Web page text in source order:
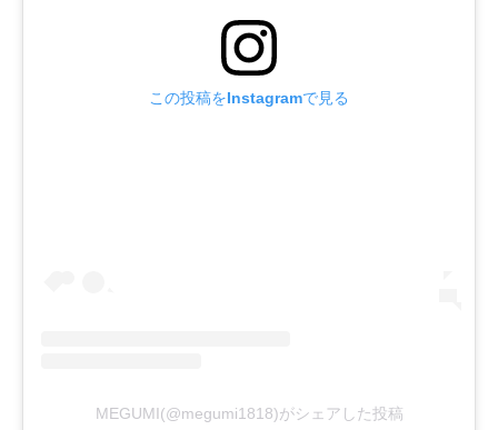
この投稿をInstagramで見る
MEGUMI(@megumi1818)がシェアした投稿